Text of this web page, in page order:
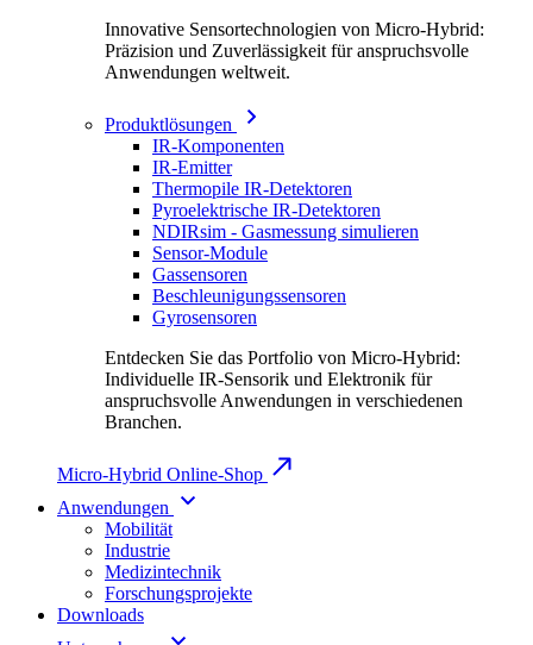
Innovative Sensortechnologien von Micro-Hybrid:
Präzision und Zuverlässigkeit für anspruchsvolle
Anwendungen weltweit.
Produktlösungen
IR-Komponenten
IR-Emitter
Thermopile IR-Detektoren
Pyroelektrische IR-Detektoren
NDIRsim - Gasmessung simulieren
Sensor-Module
Gassensoren
Beschleunigungssensoren
Gyrosensoren
Entdecken Sie das Portfolio von Micro-Hybrid:
Individuelle IR-Sensorik und Elektronik für
anspruchsvolle Anwendungen in verschiedenen
Branchen.
Micro-Hybrid Online-Shop
Anwendungen
Mobilität
Industrie
Medizintechnik
Forschungsprojekte
Downloads